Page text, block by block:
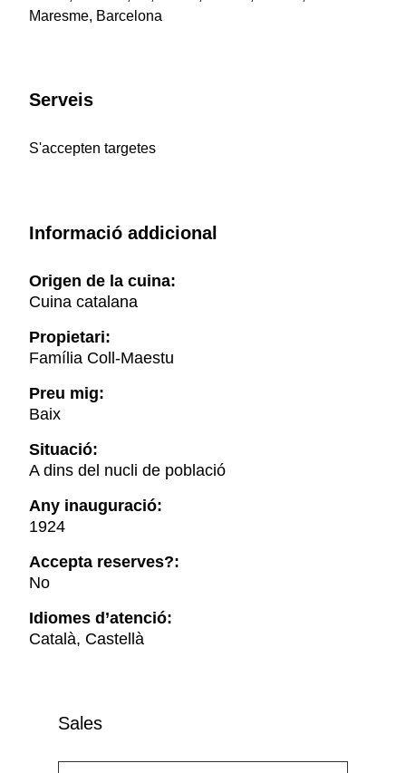
Maresme, Barcelona
Serveis
S'accepten targetes
Informació addicional
Origen de la cuina:
Cuina catalana
Propietari:
Família Coll-Maestu
Preu mig:
Baix
Situació:
A dins del nucli de població
Any inauguració:
1924
Accepta reserves?:
No
Idiomes d’atenció:
Català, Castellà
Sales